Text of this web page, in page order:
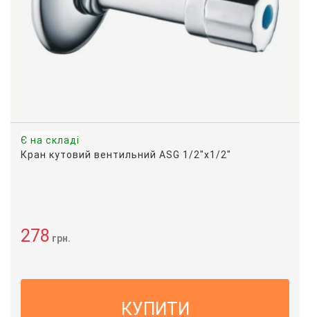
Є на складі
Кран кутовий вентильний ASG 1/2"х1/2"
278 грн.
КУПИТИ